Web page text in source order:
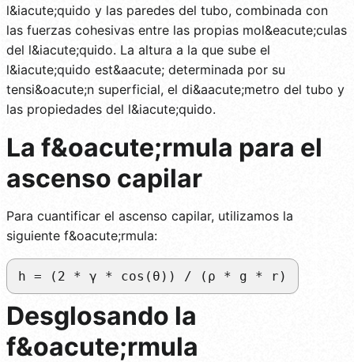
l&iacute;quido y las paredes del tubo, combinada con
las fuerzas cohesivas entre las propias mol&eacute;culas
del l&iacute;quido. La altura a la que sube el
l&iacute;quido est&aacute; determinada por su
tensi&oacute;n superficial, el di&aacute;metro del tubo y
las propiedades del l&iacute;quido.
La f&oacute;rmula para el
ascenso capilar
Para cuantificar el ascenso capilar, utilizamos la
siguiente f&oacute;rmula:
h = (2 * γ * cos(θ)) / (ρ * g * r)
Desglosando la
f&oacute;rmula